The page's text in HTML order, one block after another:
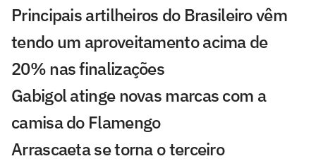
Principais artilheiros do Brasileiro vêm
tendo um aproveitamento acima de
20% nas finalizações
Gabigol atinge novas marcas com a
camisa do Flamengo
Arrascaeta se torna o terceiro